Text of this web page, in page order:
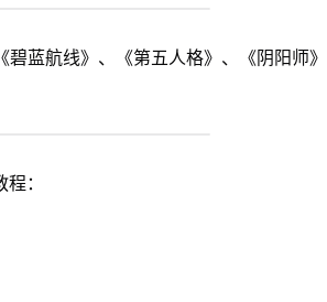
蓝航线》、《第五人格》、《阴阳师》
：